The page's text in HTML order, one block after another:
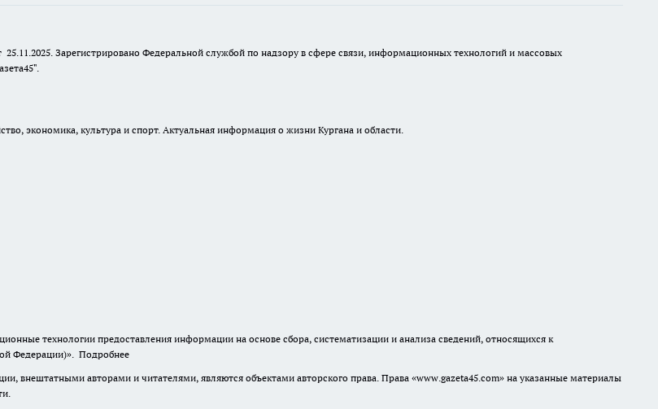
Зарегистрировано Федеральной службой по надзору в сфере связи, информационных технологий и массовых
экономика, культура и спорт. Актуальная информация о жизни Кургана и области.
технологии предоставления информации на основе сбора, систематизации и анализа сведений, относящихся к
Федерации)». Подробнее
внештатными авторами и читателями, являются объектами авторского права. Права «www.gazeta45.com» на указанные материалы